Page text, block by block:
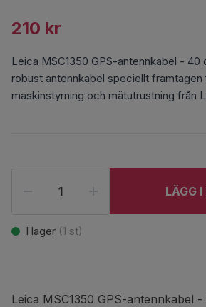
210 kr
Leica MSC1350 GPS-antennkabel -
robust antennkabel speciellt
maskinstyrning och mätutrustning från
LÄGG I
I lager (1 st)
Leica MSC1350 GPS-antennkabel